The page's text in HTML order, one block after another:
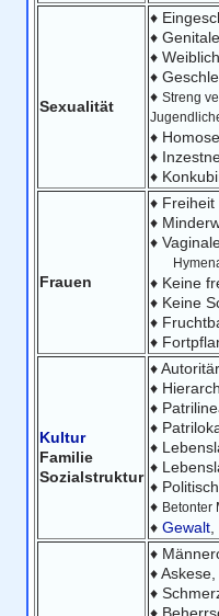
Sexualität
♦
♦
♦
♦
♦ Streng
♦
♦
♦
Frauen
♦ Freiheit
♦
♦
♦ Keine
♦ Keine
♦
♦
Kultur
Familie
Sozialstruktur
♦ Autoritär
♦
♦
♦
♦
♦
♦
♦ Betonter
♦ Gewalt,
♦
♦
♦